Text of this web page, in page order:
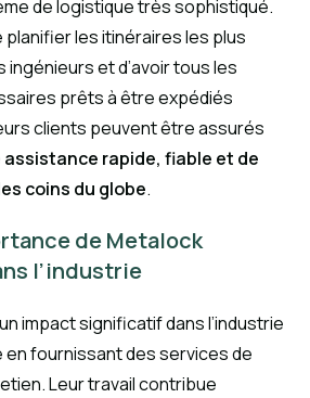
de logistique très sophistiqué.
les itinéraires les plus
et d’avoir tous les
prêts à être expédiés
clients peuvent être assurés
assistance rapide, fiable et de
coins du globe.
de Metalock
l’industrie
impact significatif dans l’industrie
en fournissant des services de
Leur travail contribue